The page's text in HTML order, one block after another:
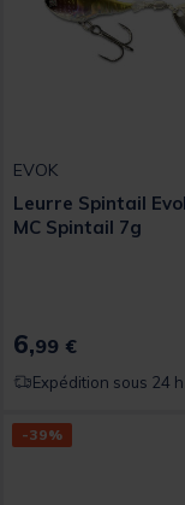
EVOK
Leurre Spintail
MC Spintail 7g
6,99 €
Expédition sous 24 h
-39%